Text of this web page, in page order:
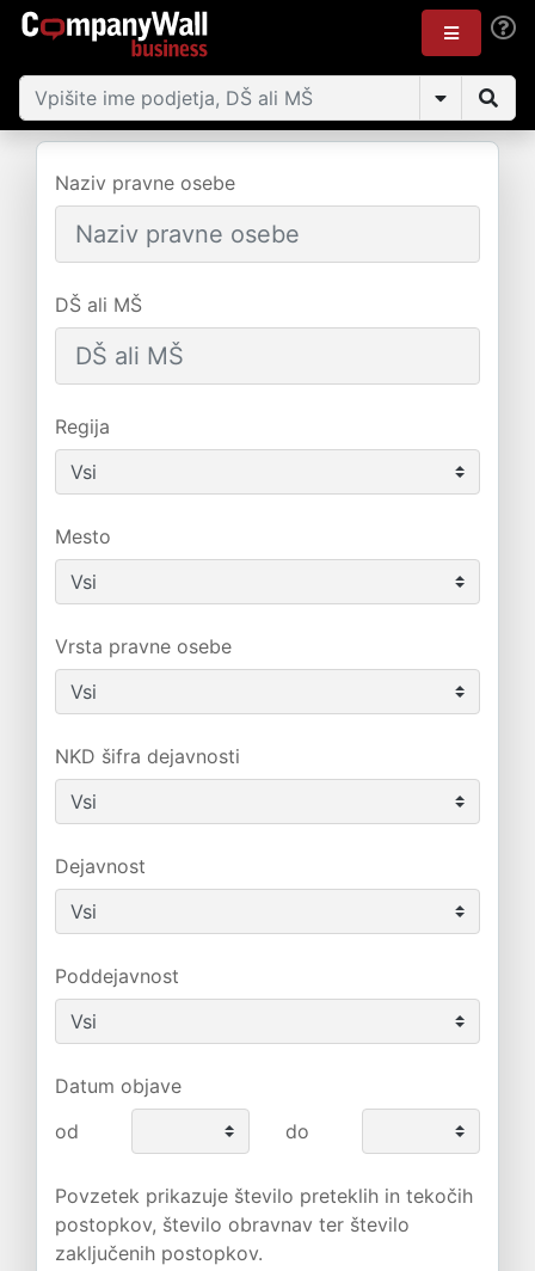
Naziv pravne osebe
DŠ ali MŠ
Regija
Mesto
Vrsta pravne osebe
NKD šifra dejavnosti
Dejavnost
Poddejavnost
Datum objave
od
do
Povzetek prikazuje število preteklih in tekočih
postopkov, število obravnav ter število
zaključenih postopkov.